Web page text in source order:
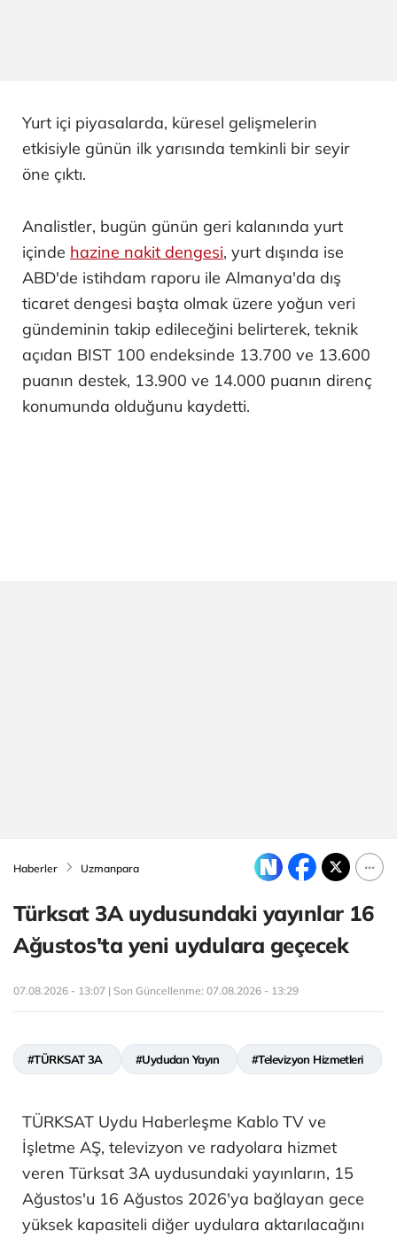
Yurt içi piyasalarda, küresel gelişmelerin
etkisiyle günün ilk yarısında temkinli bir seyir
öne çıktı.
Analistler, bugün günün geri kalanında yurt
içinde hazine nakit dengesi, yurt dışında ise
ABD'de istihdam raporu ile Almanya'da dış
ticaret dengesi başta olmak üzere yoğun veri
gündeminin takip edileceğini belirterek, teknik
açıdan BIST 100 endeksinde 13.700 ve 13.600
puanın destek, 13.900 ve 14.000 puanın direnç
konumunda olduğunu kaydetti.
Haberler Uzmanpara
Türksat 3A uydusundaki yayınlar 16
Ağustos'ta yeni uydulara geçecek
07.08.2026 - 13:07 | Son Güncellenme: 07.08.2026 - 13:29
#TÜRKSAT 3A #Uydudan Yayın #Televizyon Hizmetleri
TÜRKSAT Uydu Haberleşme Kablo TV ve
İşletme AŞ, televizyon ve radyolara hizmet
veren Türksat 3A uydusundaki yayınların, 15
Ağustos'u 16 Ağustos 2026'ya bağlayan gece
yüksek kapasiteli diğer uydulara aktarılacağını